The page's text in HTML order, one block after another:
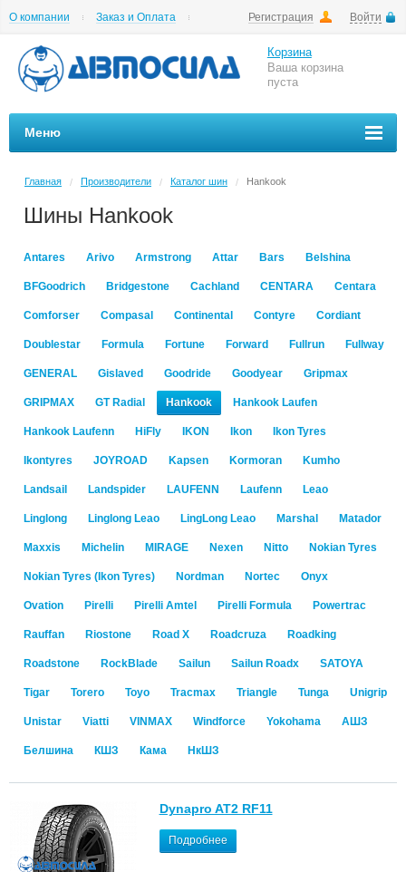
Регистрация Войти
О компании
Заказ и Оплата
Корзина
Ваша корзина
пуста
Меню
Главная / Производители / Каталог шин / Hankook
Шины Hankook
Antares Arivo Armstrong Attar Bars Belshina
BFGoodrich Bridgestone Cachland CENTARA Centara
Comforser Compasal Continental Contyre Cordiant
Doublestar Formula Fortune Forward Fullrun Fullway
GENERAL Gislaved Goodride Goodyear Gripmax
GRIPMAX GT Radial Hankook Hankook Laufen
Hankook Laufenn HiFly IKON Ikon Ikon Tyres
Ikontyres JOYROAD Kapsen Kormoran Kumho
Landsail Landspider LAUFENN Laufenn Leao
Linglong Linglong Leao LingLong Leao Marshal Matador
Maxxis Michelin MIRAGE Nexen Nitto Nokian Tyres
Nokian Tyres (Ikon Tyres) Nordman Nortec Onyx
Ovation Pirelli Pirelli Amtel Pirelli Formula Powertrac
Rauffan Riostone Road X Roadcruza Roadking
Roadstone RockBlade Sailun Sailun Roadx SATOYA
Tigar Torero Toyo Tracmax Triangle Tunga Unigrip
Unistar Viatti VINMAX Windforce Yokohama АШЗ
Белшина КШЗ Кама НкШЗ
Dynapro AT2 RF11
Подробнее